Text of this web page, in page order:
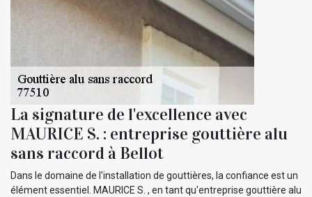
La signature de l'excellence avec
MAURICE S. : entreprise gouttière alu
sans raccord à Bellot
Dans le domaine de l'installation de gouttières, la confiance est un
élément essentiel. MAURICE S. , en tant qu'entreprise gouttière alu